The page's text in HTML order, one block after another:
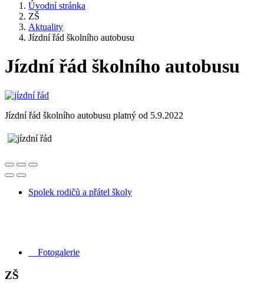
Úvodní stránka
ZŠ
Aktuality
Jízdní řád školního autobusu
Jízdní řád školního autobusu
Jízdní řád školního autobusu platný od 5.9.2022
Spolek rodičů a přátel školy
Fotogalerie
ZŠ